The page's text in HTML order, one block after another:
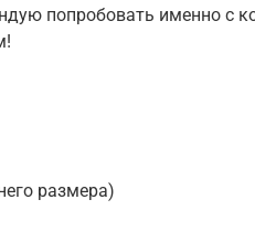
попробовать именно с
размера)